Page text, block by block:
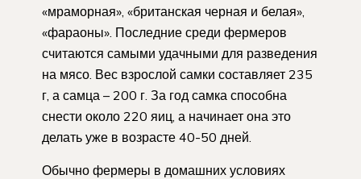
«мраморная», «британская черная и белая»,
«фараоны». Последние среди фермеров
считаются самыми удачными для разведения
на мясо. Вес взрослой самки составляет 235
г, а самца – 200 г. За год самка способна
снести около 220 яиц, а начинает она это
делать уже в возрасте 40-50 дней.
Обычно фермеры в домашних условиях